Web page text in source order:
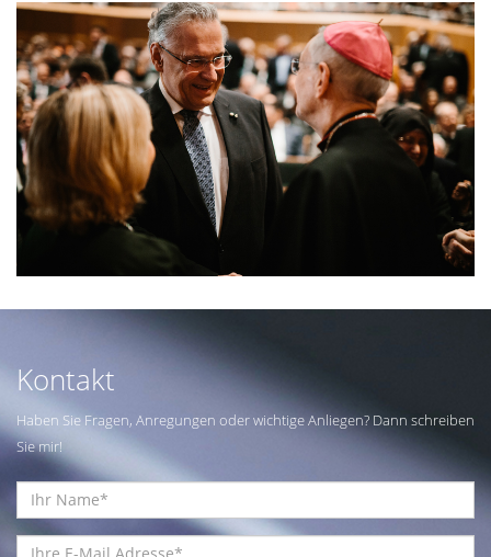
Kontakt
Haben Sie Fragen, Anregungen oder wichtige Anliegen? Dann schreiben
Sie mir!